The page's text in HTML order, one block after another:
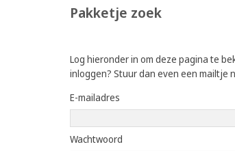
Pakketje zoek
Log hieronder in om deze pagina te
inloggen? Stuur dan even een mailtje
E-mailadres
Wachtwoord